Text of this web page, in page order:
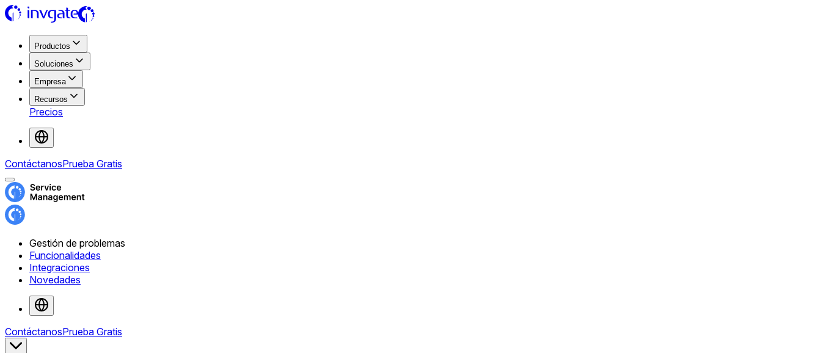
Productos
Soluciones
Empresa
Recursos
Precios
ContáctanosPrueba Gratis
Gestión de problemas
Funcionalidades
Integraciones
Novedades
ContáctanosPrueba Gratis